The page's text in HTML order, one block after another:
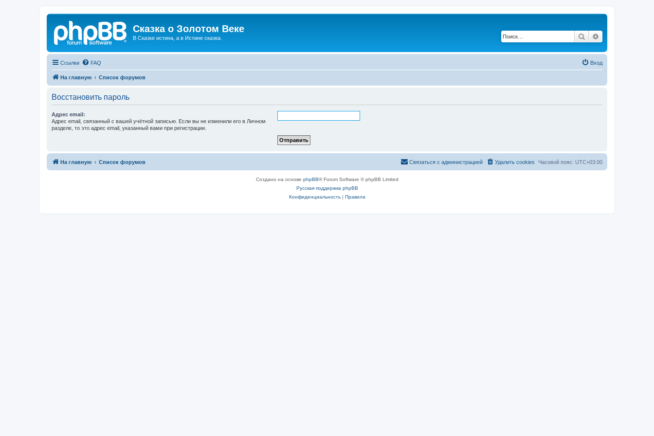
Сказка о Золотом Веке
В Сказке истина, а в Истине сказка. Поиск
Ссылки FAQ Вход
На главную Список форумов
Восстановить пароль
Адрес email:
Адрес email, связанный с вашей учётной записью. Если вы не изменили его в Личном
разделе, то это адрес email, указанный вами при регистрации.
На главную Список форумов Часовой пояс: UTC+03:00
Удалить cookies
Связаться с администрацией
Создано на основе phpBB® Forum Software © phpBB Limited
Русская поддержка phpBB
Конфиденциальность| Правила